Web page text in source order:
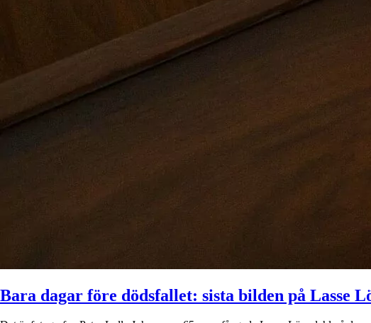
Bara dagar före dödsfallet: sista bilden på Lasse